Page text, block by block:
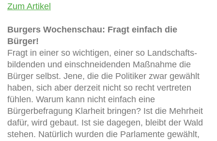
Zum Artikel
Burgers Wochenschau: Fragt einfach die
Bürger!
Fragt in einer so wichtigen, einer so Landschafts-
bildenden und einschneidenden Maßnahme die
Bürger selbst. Jene, die die Politiker zwar gewählt
haben, sich aber derzeit nicht so recht vertreten
fühlen. Warum kann nicht einfach eine
Bürgerbefragung Klarheit bringen? Ist die Mehrheit
dafür, wird gebaut. Ist sie dagegen, bleibt der Wald
stehen. Natürlich wurden die Parlamente gewählt,